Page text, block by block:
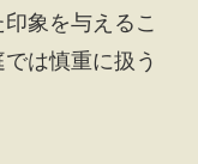
象を与えるこ
は慎重に扱う